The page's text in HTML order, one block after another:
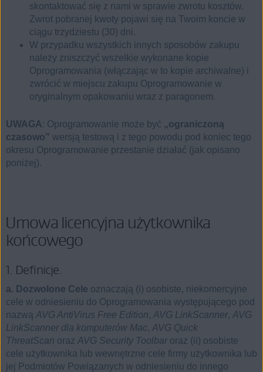
skontaktować się z nami w sprawie zwrotu kosztów.
Zwrot pobranej kwoty pojawi się na Twoim koncie w
ciągu trzydziestu (30) dni.
W przypadku wszystkich innych sposobów zakupu
należy zniszczyć wszelkie wykonane kopie
Oprogramowania (włączając w to kopie archiwalne) i
zwrócić w miejscu zakupu Oprogramowanie w
oryginalnym opakowaniu wraz z paragonem.
UWAGA : Oprogramowanie może być „ograniczoną
czasowo” wersją testową i z tego powodu pod koniec tego
okresu Oprogramowanie przestanie działać (jak opisano
poniżej).
Umowa licencyjna użytkownika
końcowego
1. Definicje.
a. Dozwolone Cele oznaczają (i) osobiste, niekomercyjne
cele w odniesieniu do Oprogramowania występującego pod
nazwą AVG AntiVirus Free Edition, AVG LinkScanner, AVG
LinkScanner dla komputerów Mac, AVG Quick
ThreatScan oraz AVG Security Toolbaroraz (ii) osobiste
cele użytkownika lub wewnętrzne cele firmy użytkownika lub
jej Podmiotów Powiązanych w odniesieniu do innego